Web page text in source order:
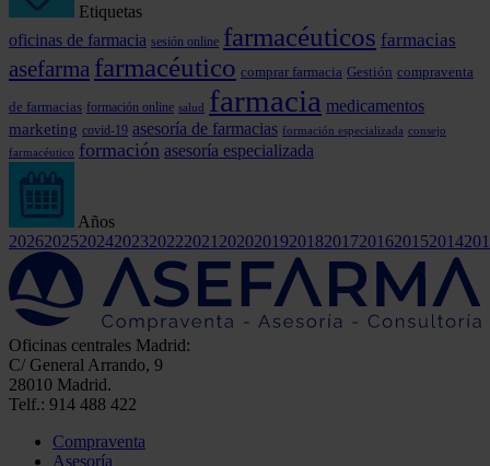
Etiquetas
oficinas de farmacia sesión online farmacéuticos farmacias
asefarma farmacéutico comprar farmacia Gestión compraventa
de farmacias formación online salud farmacia medicamentos
marketing covid-19 asesoría de farmacias formación especializada consejo
farmacéutico formación asesoría especializada
Años
202620252024202320222021 2020201920182017201620152014
Oficinas centrales Madrid:
C/ General Arrando, 9
28010 Madrid.
Telf.: 914 488 422
Compraventa
Asesoría